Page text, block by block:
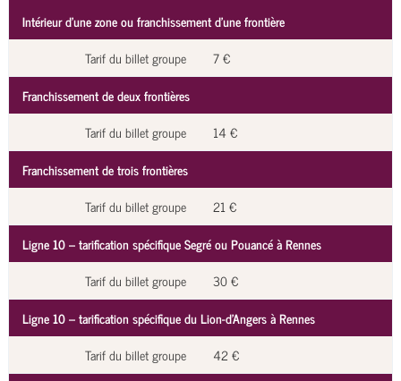
Intérieur d’une zone ou franchissement d’une frontière
Tarif du billet groupe
7 €
Franchissement de deux frontières
Tarif du billet groupe
14 €
Franchissement de trois frontières
Tarif du billet groupe
21 €
Ligne 10 – tarification spécifique Segré ou Pouancé à Rennes
Tarif du billet groupe
30 €
Ligne 10 – tarification spécifique du Lion-d'Angers à Rennes
Tarif du billet groupe
42 €